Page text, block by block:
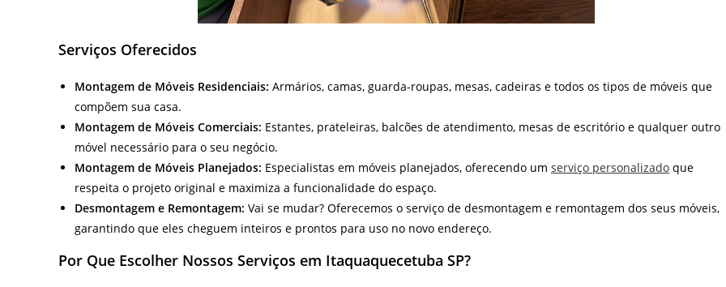
Serviços Oferecidos
Montagem de Móveis Residenciais: Armários, camas, guarda-roupas, mesas, cadeiras e todos os tipos de móveis que
compõem sua casa.
Montagem de Móveis Comerciais: Estantes, prateleiras, balcões de atendimento, mesas de escritório e qualquer outro
móvel necessário para o seu negócio.
Montagem de Móveis Planejados: Especialistas em móveis planejados, oferecendo um serviço personalizado que
respeita o projeto original e maximiza a funcionalidade do espaço.
Desmontagem e Remontagem: Vai se mudar? Oferecemos o serviço de desmontagem e remontagem dos seus móveis,
garantindo que eles cheguem inteiros e prontos para uso no novo endereço.
Por Que Escolher Nossos Serviços em Itaquaquecetuba SP?